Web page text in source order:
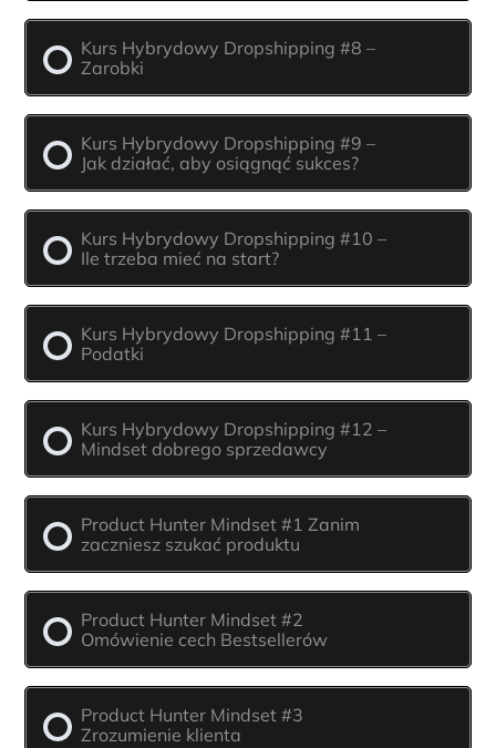
Kurs Hybrydowy Dropshipping #8 –
Zarobki
Kurs Hybrydowy Dropshipping #9 –
Jak działać, aby osiągnąć sukces?
Kurs Hybrydowy Dropshipping #10 –
Ile trzeba mieć na start?
Kurs Hybrydowy Dropshipping #11 –
Podatki
Kurs Hybrydowy Dropshipping #12 –
Mindset dobrego sprzedawcy
Product Hunter Mindset #1 Zanim
zaczniesz szukać produktu
Product Hunter Mindset #2
Omówienie cech Bestsellerów
Product Hunter Mindset #3
Zrozumienie klienta